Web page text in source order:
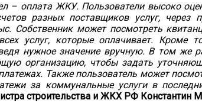
– оплата ЖКУ. Пользователи высоко
разных поставщиков услуг, через
Собственник может посмотреть
услуг, которые оплачивает. Кроме
нужное значение вручную. В том же
организацию, чтобы задать
Также пользователь может
за коммунальные услуги в
строительства и ЖКХ РФ Константин